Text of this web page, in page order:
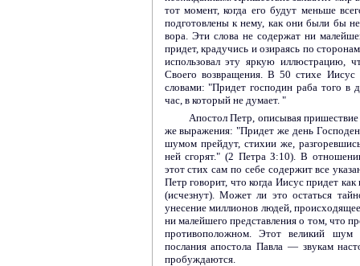
тот момент, когда его будут меньше
подготовлены к нему, как они были бы
вора. Эти слова не содержат ни
придет, крадучись и озираясь по
использовал эту яркую иллюстрацию,
Своего возвращения. В 50 стихе Иисус
словами: "Придет господин раба того в
час, в который не думает. "
Апостол Петр, описывая
же выражения: "Придет же день
шумом прейдут, стихии же,
ней сгорят." (2 Петра З:10). В
этот стих сам по себе содержит все
Петр говорит, что когда Иисус придет
(исчезнут). Может ли это остаться
унесение миллионов людей,
ни малейшего представления о том, что
противоположном. Этот великий шум
послания апостола Павла — звукам
пробуждаются.